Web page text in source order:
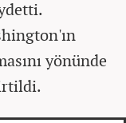
yönünde